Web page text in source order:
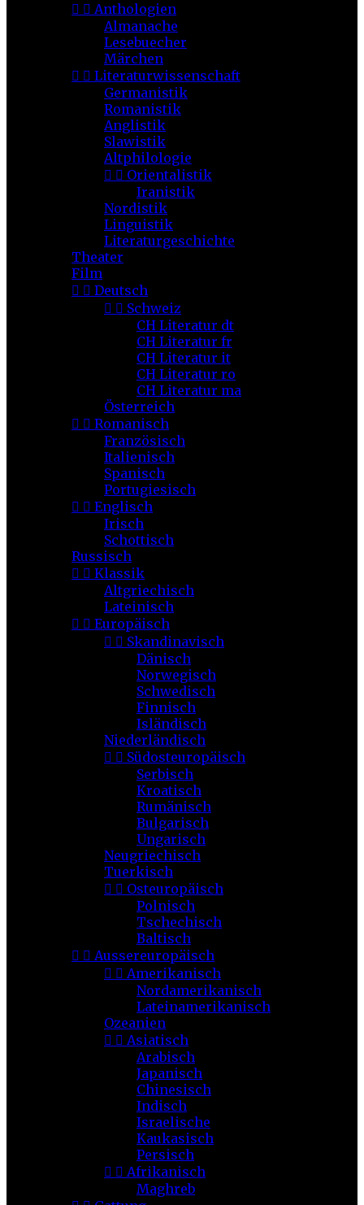
  Anthologien
Almanache
Lesebuecher
Märchen
  Literaturwissenschaft
Germanistik
Romanistik
Anglistik
Slawistik
Altphilologie
  Orientalistik
Iranistik
Nordistik
Linguistik
Literaturgeschichte
Theater
Film
  Deutsch
  Schweiz
CH Literatur dt
CH Literatur fr
CH Literatur it
CH Literatur ro
CH Literatur ma
Österreich
  Romanisch
Französisch
Italienisch
Spanisch
Portugiesisch
  Englisch
Irisch
Schottisch
Russisch
  Klassik
Altgriechisch
Lateinisch
  Europäisch
  Skandinavisch
Dänisch
Norwegisch
Schwedisch
Finnisch
Isländisch
Niederländisch
  Südosteuropäisch
Serbisch
Kroatisch
Rumänisch
Bulgarisch
Ungarisch
Neugriechisch
Tuerkisch
  Osteuropäisch
Polnisch
Tschechisch
Baltisch
  Aussereuropäisch
  Amerikanisch
Nordamerikanisch
Lateinamerikanisch
Ozeanien
  Asiatisch
Arabisch
Japanisch
Chinesisch
Indisch
Israelische
Kaukasisch
Persisch
  Afrikanisch
Maghreb